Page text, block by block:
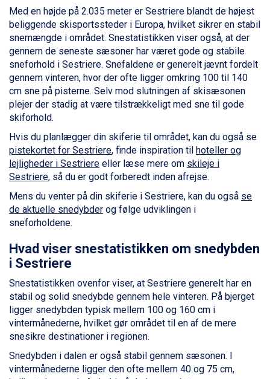
Canazei fra DKK 4.745
Livigno fra DKK 4.145
Ponte di Legno fra DKK 4.745
Sauze dOulx fra DKK 4.045
Alleghe fra DKK 5.595
Bad Gastein fra DKK 4.195
Arabba fra DKK 7.045
La Thuile fra DKK 4.595
Val Thorens fra DKK 5.395
Passo Tonale fra DKK 3.795
Saalbach fra DKK 5.945
Sölden fra DKK 8.445
Bad Hofgastein fra DKK 5.495
Champoluc fra DKK 3.795
Sestriere fra DKK 4.395
Wagrain fra DKK 4.645
Fieberbrunn fra DKK 6.145
St. Anton fra DKK 7.245
Canazei fra DKK 4.745
Livigno fra DKK 4.145
Ponte di Legno fra DKK 4.745
Sauze dOulx fra DKK 4.045
Alleghe fra DKK 5.595
Bad Gastein fra DKK 4.195
Arabba fra DKK 7.045
Med en højde på 2.035 meter er Sestriere blandt de højest
beliggende skisportssteder i Europa, hvilket sikrer en stabil
snemængde i området. Snestatistikken viser også, at der
gennem de seneste sæsoner har været gode og stabile
sneforhold i Sestriere. Snefaldene er generelt jævnt fordelt
gennem vinteren, hvor der ofte ligger omkring 100 til 140
cm sne på pisterne. Selv mod slutningen af skisæsonen
plejer der stadig at være tilstrækkeligt med sne til gode
skiforhold.
Hvis du planlægger din skiferie til området, kan du også se
pistekortet for Sestriere, finde inspiration til hoteller og
lejligheder i Sestriere eller læse mere om skileje i
Sestriere, så du er godt forberedt inden afrejse.
Mens du venter på din skiferie i Sestriere, kan du også se
de aktuelle snedybder og følge udviklingen i
sneforholdene.
Hvad viser snestatistikken om snedybden
i Sestriere
Snestatistikken ovenfor viser, at Sestriere generelt har en
stabil og solid snedybde gennem hele vinteren. På bjerget
ligger snedybden typisk mellem 100 og 160 cm i
vintermånederne, hvilket gør området til en af de mere
snesikre destinationer i regionen.
Snedybden i dalen er også stabil gennem sæsonen. I
vintermånederne ligger den ofte mellem 40 og 75 cm,